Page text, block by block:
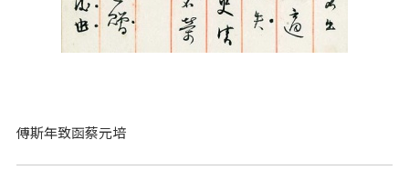
傅斯年致函蔡元培